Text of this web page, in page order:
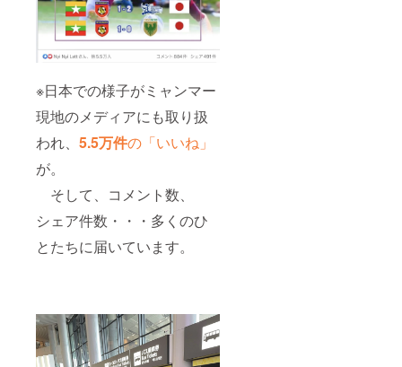
※日本での様子がミャンマー
現地のメディアにも取り扱
われ、 5.5万件の「いいね」
が。
そして、コメント数、
シェア件数・・・多くのひ
とたちに届いています。